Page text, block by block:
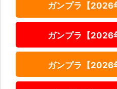
ガンプラ【2026
ガンプラ【2026
ガンプラ【2026